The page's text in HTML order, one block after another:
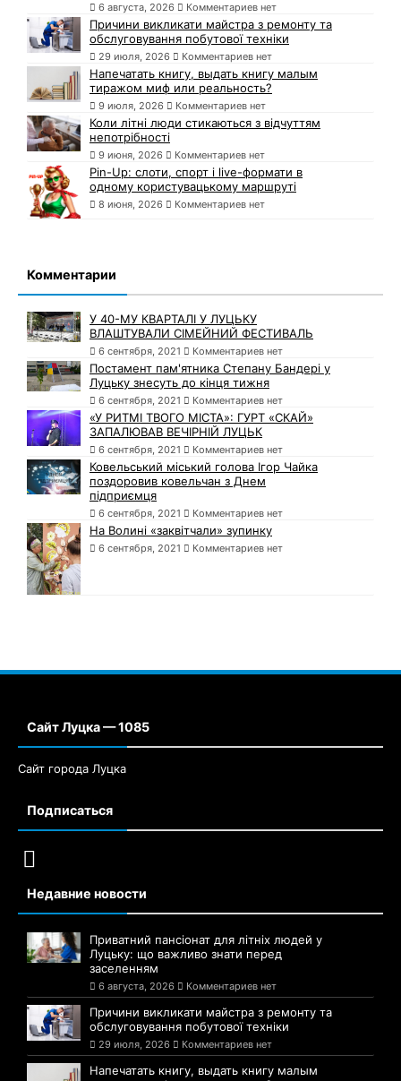
6 августа, 2026 Комментариев нет
Причини викликати майстра з ремонту та
обслуговування побутової техніки
29 июля, 2026 Комментариев нет
Напечатать книгу, выдать книгу малым
тиражом миф или реальность?
9 июля, 2026 Комментариев нет
Коли літні люди стикаються з відчуттям
непотрібності
9 июня, 2026 Комментариев нет
Pin-Up: слоти, спорт і live-формати в
одному користувацькому маршруті
8 июня, 2026 Комментариев нет
Комментарии
У 40-МУ КВАРТАЛІ У ЛУЦЬКУ
ВЛАШТУВАЛИ СІМЕЙНИЙ ФЕСТИВАЛЬ
6 сентября, 2021 Комментариев нет
Постамент пам'ятника Степану Бандері у
Луцьку знесуть до кінця тижня
6 сентября, 2021 Комментариев нет
«У РИТМІ ТВОГО МІСТА»: ГУРТ «СКАЙ»
ЗАПАЛЮВАВ ВЕЧІРНІЙ ЛУЦЬК
6 сентября, 2021 Комментариев нет
Ковельський міський голова Ігор Чайка
поздоровив ковельчан з Днем
підприємця
6 сентября, 2021 Комментариев нет
На Волині «заквітчали» зупинку
6 сентября, 2021 Комментариев нет
Сайт Луцка — 1085
Сайт города Луцка
Подписаться
Недавние новости
Приватний пансіонат для літніх людей у
Луцьку: що важливо знати перед
заселенням
6 августа, 2026 Комментариев нет
Причини викликати майстра з ремонту та
обслуговування побутової техніки
29 июля, 2026 Комментариев нет
Напечатать книгу, выдать книгу малым